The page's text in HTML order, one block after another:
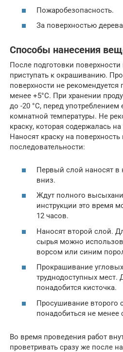
Пожаробезопасность.
За поверхностью
Способы нанесения
После подготовки
приступать к окрашиванию.
поверхности не рекомендуется
менее +5°С. При хранении
до -20 °C, перед употреблением
комнатной температуры. Не
краску, которая содержалась
Наносят краску на поверхность
последовательности:
Первый слой наносят в
вниз.
Ждут полного
инструкции это время
12 часов.
Наносят второй слой.
сырья можно
ворсом или синим
Прокрашивание
труднодоступных мест.
понадобится кисточка.
Просушивание второго
понадобиться не менее
Во время проведения работ
проветривать сразу же после